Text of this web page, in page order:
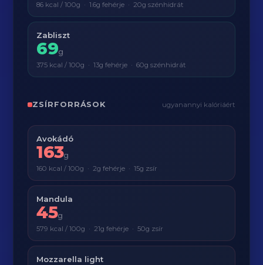
86 kcal / 100g · 1.6g fehérje · 20g szénhidrát
Zabliszt
69g
375 kcal / 100g · 13g fehérje · 60g szénhidrát
ZSÍRFORRÁSOK ugyanannyi kalóriáért
Avokádó
163g
160 kcal / 100g · 2g fehérje · 15g zsír
Mandula
45g
579 kcal / 100g · 21g fehérje · 50g zsír
Mozzarella light